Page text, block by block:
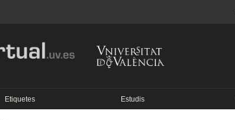
Etiquetes Estudis